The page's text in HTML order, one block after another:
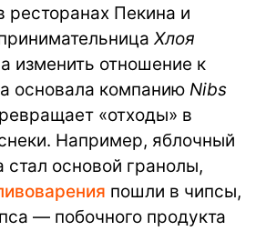
ресторанах Пекина и
Хлоя
изменить отношение к
основала компанию Nibs
«отходы» в
Например, яблочный
основой гранолы,
пошли в чипсы,
— побочного продукта